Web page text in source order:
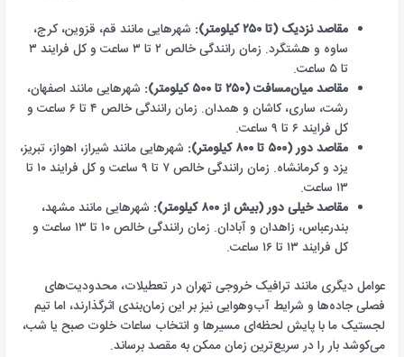
مقاصد نزدیک (تا ۲۵۰ کیلومتر):
شهرهایی مانند قم، قزوین، کرج،
ساوه و هشتگرد. زمان رانندگی خالص ۲ تا ۳ ساعت و کل فرایند ۳
تا ۵ ساعت.
مقاصد میان‌مسافت (۲۵۰ تا ۵۰۰ کیلومتر):
شهرهایی مانند اصفهان،
رشت، ساری، کاشان و همدان. زمان رانندگی خالص ۴ تا ۶ ساعت و
کل فرایند ۶ تا ۹ ساعت.
مقاصد دور (۵۰۰ تا ۸۰۰ کیلومتر):
شهرهایی مانند شیراز، اهواز، تبریز،
یزد و کرمانشاه. زمان رانندگی خالص ۷ تا ۹ ساعت و کل فرایند ۱۰ تا
۱۳ ساعت.
مقاصد خیلی دور (بیش از ۸۰۰ کیلومتر):
شهرهایی مانند مشهد،
بندرعباس، زاهدان و آبادان. زمان رانندگی خالص ۱۰ تا ۱۳ ساعت و
کل فرایند ۱۳ تا ۱۶ ساعت.
عوامل دیگری مانند ترافیک خروجی تهران در تعطیلات، محدودیت‌های
فصلی جاده‌ها و شرایط آب‌وهوایی نیز بر این زمان‌بندی اثرگذارند، اما تیم
لجستیک ما با پایش لحظه‌ای مسیرها و انتخاب ساعات خلوت صبح یا شب،
می‌کوشد بار را در سریع‌ترین زمان ممکن به مقصد برساند.